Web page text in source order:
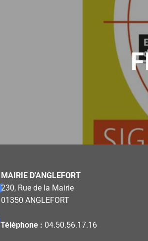
MAIRIE D'ANGLEFORT
230, Rue de la Mairie
01350 ANGLEFORT
Téléphone : 04.50.56.17.16